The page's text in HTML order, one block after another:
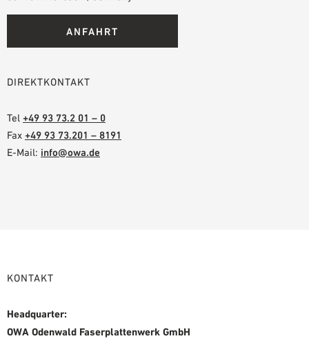
ANFAHRT
DIREKTKONTAKT
Tel +49 93 73.2 01 – 0
Fax +49 93 73.201 – 8191
E-Mail: info@owa.de
KONTAKT
Headquarter:
OWA Odenwald Faserplattenwerk GmbH